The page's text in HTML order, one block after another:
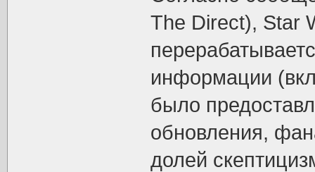
The Direct), Star
информации
было
обновления,
долей